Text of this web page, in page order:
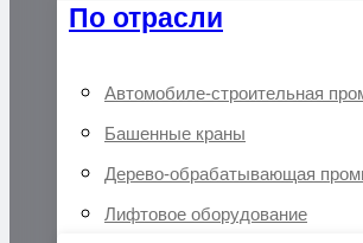
По отрасли
Автомобиле-строительная
Башенные краны
Дерево-обрабатывающая
Лифтовое оборудование